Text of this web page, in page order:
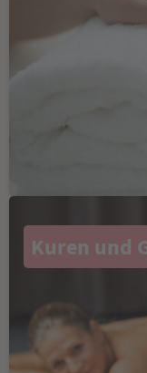
Kuren und